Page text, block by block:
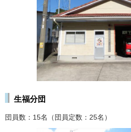
生福分団
団員数：15名（団員定数：25名）